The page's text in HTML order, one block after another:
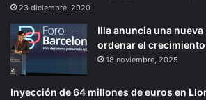
23 diciembre, 2020
Illa anuncia una
ordenar el crecimiento
18 noviembre, 2025
Inyección de 64 millones de euros en